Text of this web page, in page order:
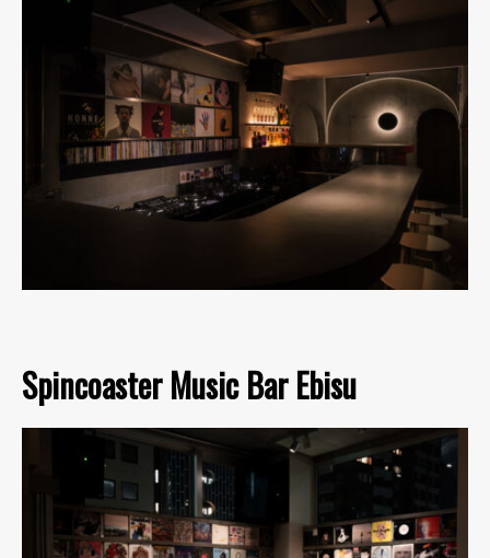
Spincoaster Music Bar Ebisu